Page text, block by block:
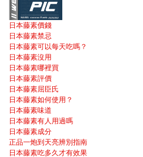
日本藤素價錢
日本藤素禁忌
日本藤素可以每天吃嗎？
日本藤素沒用
日本藤素哪裡買
日本藤素評價
日本藤素屈臣氏
日本藤素如何使用？
日本藤素味道
日本藤素有人用過嗎
日本藤素成分
正品一炮到天亮辨別指南
日本藤素吃多久才有效果